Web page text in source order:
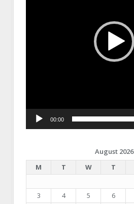
00:00
August 2026
M
T W T
3
4 5 6